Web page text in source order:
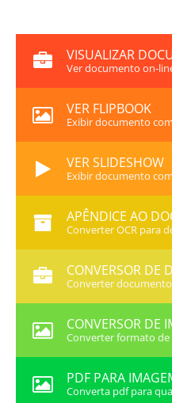
VISUALIZAR
Ver documento on-
VER FLIPBOOK
Exibir documento
VER SLIDESHOW
Exibir documento
APÊNDICE AO
Converter OCR para
CONVERSOR DE
Converter
CONVERSOR DE
Converter formato de
PDF PARA
Converta pdf para